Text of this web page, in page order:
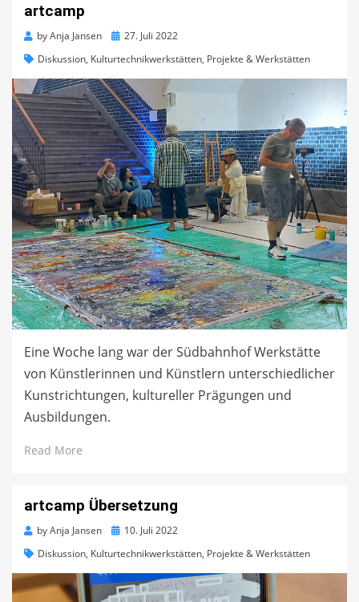
artcamp
byAnja Jansen
Posted27. Juli 2022
Diskussion, Kulturtechnikwerkstätten, Projekte & Werkstätten
Eine Woche lang war der Südbahnhof Werkstätte
von Künstlerinnen und Künstlern unterschiedlicher
Kunstrichtungen, kultureller Prägungen und
Ausbildungen.
Read More
artcamp Übersetzung
byAnja Jansen
Posted10. Juli 2022
Diskussion, Kulturtechnikwerkstätten, Projekte & Werkstätten